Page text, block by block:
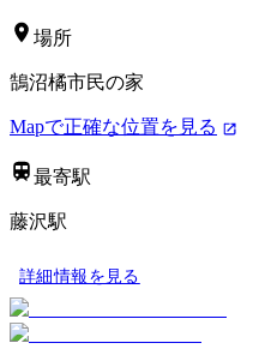
場所
鵠沼橘市民の家
Mapで正確な位置を見る
最寄駅
藤沢駅
詳細情報を見る